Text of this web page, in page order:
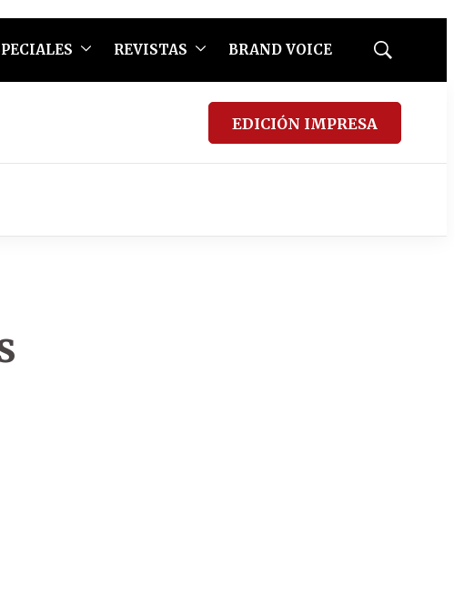
REVISTAS BRAND VOICE
Mostrar
EDICIÓN IMPRESA